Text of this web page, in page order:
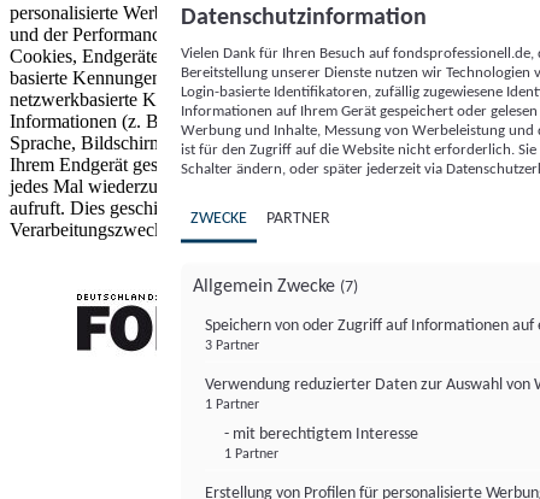
personalisierte Werbung und Inhalte, Messung von Werbeleistung
und der Performance von Inhalten sowie Zielgruppenforschung.
Cookies, Endgeräte- oder ähnliche Online-Kennungen (z. B. login-
basierte Kennungen, zufällig generierte Kennungen,
netzwerkbasierte Kennungen) können zusammen mit anderen
Informationen (z. B. Browsertyp und Browserinformationen,
Sprache, Bildschirmgröße, unterstützte Technologien usw.) auf
Ihrem Endgerät gespeichert oder von dort ausgelesen werden, um es
jedes Mal wiederzuerkennen, wenn es eine App oder einer Webseite
aufruft. Dies geschieht für einen oder mehrere der hier aufgeführten
Verarbeitungszwecke.
Datenschutzinformation
Vielen Dank für Ihren Besuch auf
Bereitstellung unserer Dienste nutzen wir Technologien
Login-basierte Identifikatoren, zufällig zugewiesene
Informationen auf Ihrem Gerät gespeichert oder
Werbung und Inhalte, Messung von Werbeleistung
ist für den Zugriff auf die Website nicht erforderlich.
Schalter ändern, oder später jederzeit via
ZWECKE PARTNER
Allgemein Zwecke (7)
Speichern von oder Zugriff auf Informationen auf
3 Partner
Verwendung reduzierter Daten zur Auswahl von
1 Partner
- mit berechtigtem Interesse
1 Partner
Erstellung von Profilen für personalisierte
FONDS professionell